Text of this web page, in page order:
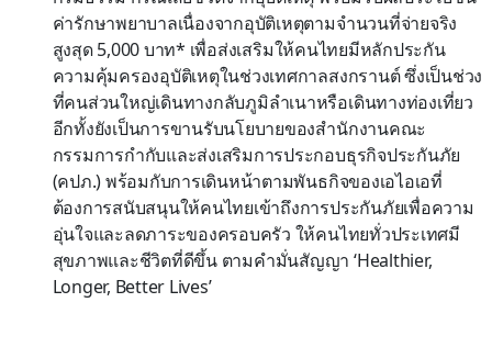
ค่ารักษาพยาบาลเนื่องจากอุบัติเหตุตามจำนวนที่จ่ายจริง
สูงสุด5,000บาท* เพื่อส่งเสริมให้คนไทยมีหลักประกัน
ความคุ้มครองอุบัติเหตุในช่วงเทศกาลสงกรานต์ ซึ่งเป็นช่วง
ที่คนส่วนใหญ่เดินทางกลับภูมิลำเนาหรือเดินทางท่องเที่ยว
อีกทั้งยังเป็นการขานรับนโยบายของสำนักงานคณะ
กรรมการกำกับและส่งเสริมการประกอบธุรกิจประกันภัย
(คปภ.) พร้อมกับการเดินหน้าตามพันธกิจของเอไอเอที่
ต้องการสนับสนุนให้คนไทยเข้าถึงการประกันภัยเพื่อความ
อุ่นใจและลดภาระของครอบครัว ให้คนไทยทั่วประเทศมี
สุขภาพและชีวิตที่ดีขึ้น ตามคำมั่นสัญญา‘Healthier,
Longer, Better Lives’